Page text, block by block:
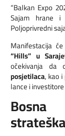
“Balkan Expo
Sajam hrane i
Poljoprivredni
Manifestacija
“Hills” u
očekivanja da
posjetilaca, kao
lance i